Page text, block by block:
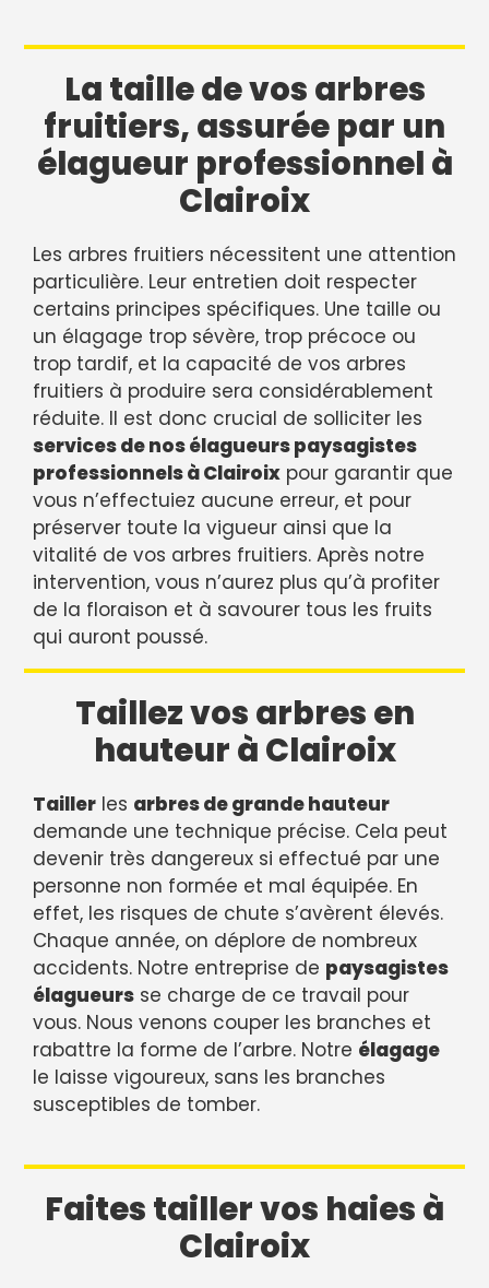
La taille de vos arbres
fruitiers, assurée par un
élagueur professionnel à
Clairoix
Les arbres fruitiers nécessitent une attention
particulière. Leur entretien doit respecter
certains principes spécifiques. Une taille ou
un élagage trop sévère, trop précoce ou
trop tardif, et la capacité de vos arbres
fruitiers à produire sera considérablement
réduite. Il est donc crucial de solliciter les
services de nos élagueurs paysagistes
professionnels à Clairoix pour garantir que
vous n’effectuiez aucune erreur, et pour
préserver toute la vigueur ainsi que la
vitalité de vos arbres fruitiers. Après notre
intervention, vous n’aurez plus qu’à profiter
de la floraison et à savourer tous les fruits
qui auront poussé.
Taillez vos arbres en
hauteur à Clairoix
Tailler les arbres de grande hauteur
demande une technique précise. Cela peut
devenir très dangereux si effectué par une
personne non formée et mal équipée. En
effet, les risques de chute s’avèrent élevés.
Chaque année, on déplore de nombreux
accidents. Notre entreprise de paysagistes
élagueurs se charge de ce travail pour
vous. Nous venons couper les branches et
rabattre la forme de l’arbre. Notre élagage
le laisse vigoureux, sans les branches
susceptibles de tomber.
Faites tailler vos haies à
Clairoix